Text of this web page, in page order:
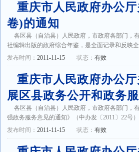
重庆市人民政府办公
卷)的通知
各区县（自治县）人民政府，市政府各部门，
社编辑出版的政府综合年鉴，是全面记录和反映
发布时间：2011-11-15 状态：有效
重庆市人民政府办公
展区县政务公开和政务
各区县（自治县）人民政府，市政府各部门，
强政务服务意见的通知》（中办发〔2011〕22号
发布时间：2011-11-15 状态：有效